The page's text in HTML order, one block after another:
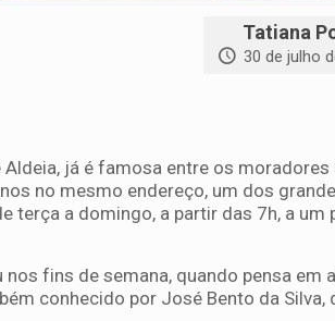
Tatiana
30 de julho
Aldeia, já é famosa entre os moradores
no mesmo endereço, um dos
terça a domingo, a partir das 7h, a um
fins de semana, quando pensa em
conhecido por José Bento da Silva,